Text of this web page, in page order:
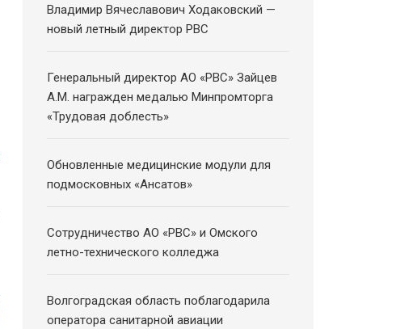
Владимир Вячеславович Ходаковский —
новый летный директор РВС
Генеральный директор АО «РВС» Зайцев
А.М. награжден медалью Минпромторга
«Трудовая доблесть»
Обновленные медицинские модули для
подмосковных «Ансатов»
Сотрудничество АО «РВС» и Омского
летно-технического колледжа
Волгоградская область поблагодарила
оператора санитарной авиации